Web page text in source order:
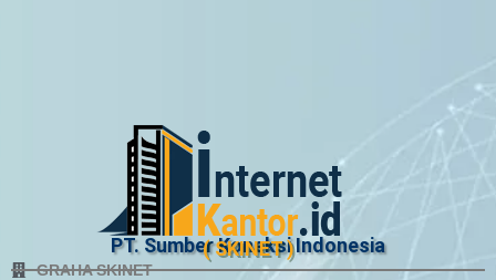
PT. Sumber Koneksi Indonesia
( SKINET )
GRAHA SKINET